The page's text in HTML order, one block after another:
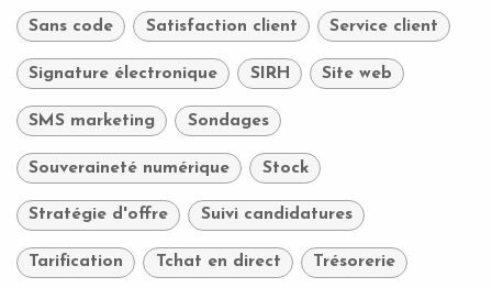
Sans code Satisfaction client Service client
Signature électronique SIRH Site web
SMS marketing Sondages
Souveraineté numérique Stock
Stratégie d'offre Suivi candidatures
Tarification Tchat en direct Trésorerie